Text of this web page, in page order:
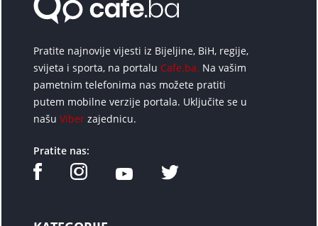
Pratite najnovije vijesti iz Bijeljine, BiH, regije,
svijeta i sporta, na portalu Cafe.ba. Na vašim
pametnim telefonima nas možete pratiti
putem mobilne verzije portala. Uključite se u
našu Viberzajednicu.
Pratite nas: